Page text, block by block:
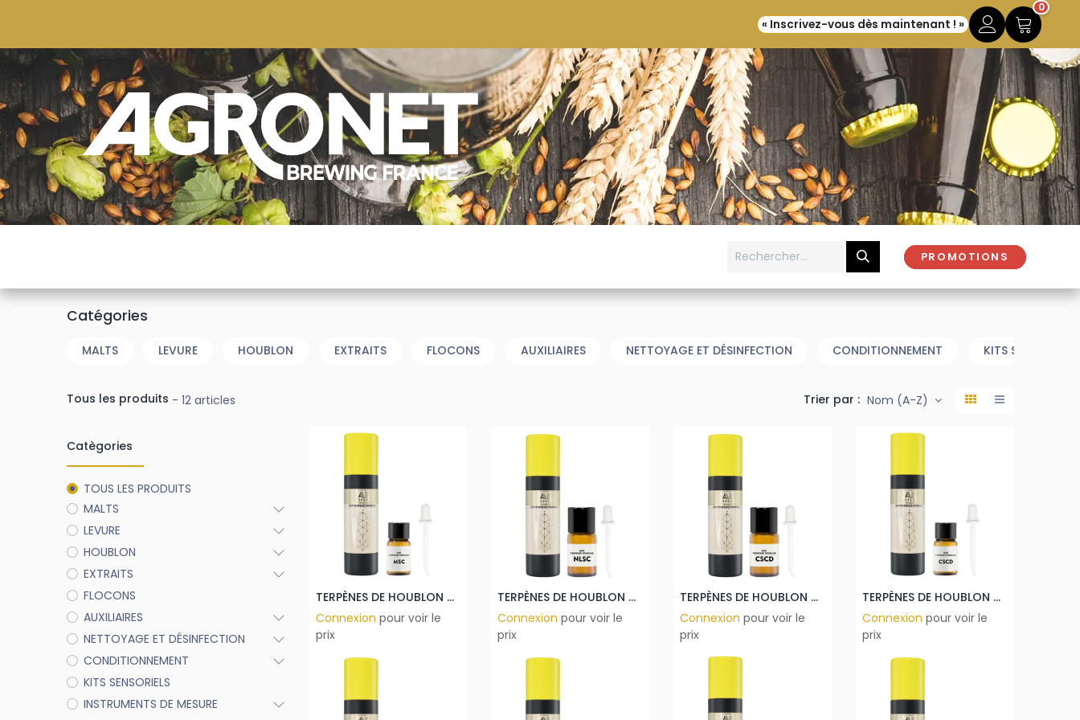
« Inscrivez-vous dès maintenant ! »
0
PROMOTIONS
Catégories
MALTS LEVURE HOUBLON EXTRAITS FLOCONS AUXILIAIRES NETTOYAGE ET DÉSINFECTION CONDITIONNEMENT KITS SENSORIELS
Tous les produits - 12 articles Trier par : Nom (A-Z)
Catègories
TOUS LES PRODUITS
MALTS
LEVURE
HOUBLON
EXTRAITS
FLOCONS
AUXILIAIRES
NETTOYAGE ET DÉSINFECTION
CONDITIONNEMENT
KITS SENSORIELS
INSTRUMENTS DE MESURE
TERPÈNES DE HOUBLON MOSAIC 1ML
Connexion pour voir le
prix
TERPÈNES DE HOUBLON NELSON SAUVIN 10ML
Connexion pour voir le
prix
TERPÈNES DE HOUBLON CASCADE 10ML
Connexion pour voir le
prix
TERPÈNES DE HOUBLON CASCADE 1ML
Connexion pour voir le
prix